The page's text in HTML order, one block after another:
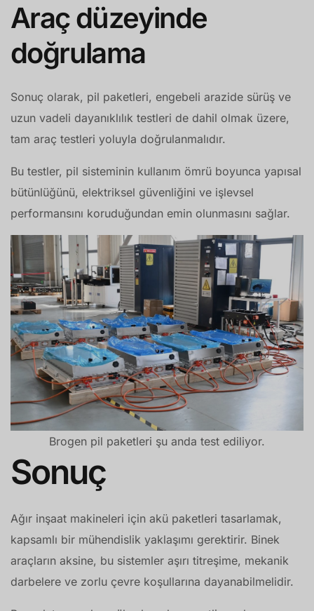
Araç düzeyinde
doğrulama
Sonuç olarak, pil paketleri, engebeli arazide sürüş ve
uzun vadeli dayanıklılık testleri de dahil olmak üzere,
tam araç testleri yoluyla doğrulanmalıdır.
Bu testler, pil sisteminin kullanım ömrü boyunca yapısal
bütünlüğünü, elektriksel güvenliğini ve işlevsel
performansını koruduğundan emin olunmasını sağlar.
Brogen pil paketleri şu anda test ediliyor.
Sonuç
Ağır inşaat makineleri için akü paketleri tasarlamak,
kapsamlı bir mühendislik yaklaşımı gerektirir. Binek
araçların aksine, bu sistemler aşırı titreşime, mekanik
darbelere ve zorlu çevre koşullarına dayanabilmelidir.